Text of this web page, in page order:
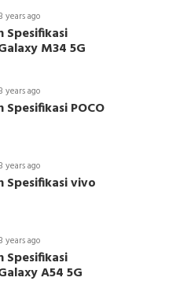
3 years ago
Spesifikasi
M34 5G
3 years ago
Spesifikasi POCO
3 years ago
Spesifikasi vivo
3 years ago
Spesifikasi
A54 5G